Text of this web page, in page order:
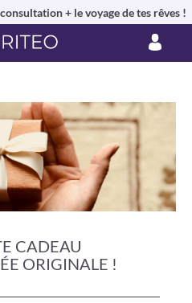
+ le voyage de tes rêves !
CADEAU
ORIGINALE !